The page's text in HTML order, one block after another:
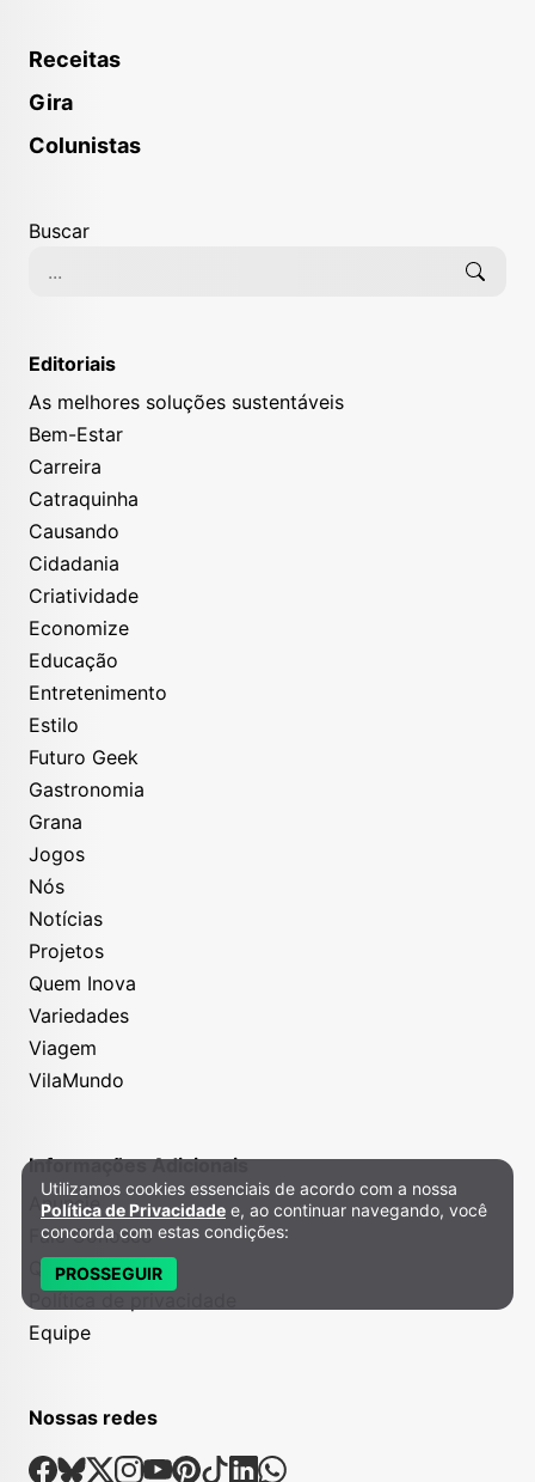
Receitas
Gira
Colunistas
Buscar
Editoriais
As melhores soluções sustentáveis
Bem-Estar
Carreira
Catraquinha
Causando
Cidadania
Criatividade
Economize
Educação
Entretenimento
Estilo
Futuro Geek
Gastronomia
Grana
Jogos
Nós
Notícias
Projetos
Quem Inova
Variedades
Viagem
VilaMundo
Informações Adicionais
Anuncie
Fale Conosco
Quem somos
Equipe
Nossas redes
Nossas Redes Sociais
Facebook
Bsky
X Instagram
Youtube
Pinterest
TiktokLinkedin
Whatsapp
Política de Privacidade e Cookies
Utilizamos cookies essenciais de acordo com a nossa
Política de Privacidade e, ao continuar navegando, você
concorda com estas condições:
PROSSEGUIR